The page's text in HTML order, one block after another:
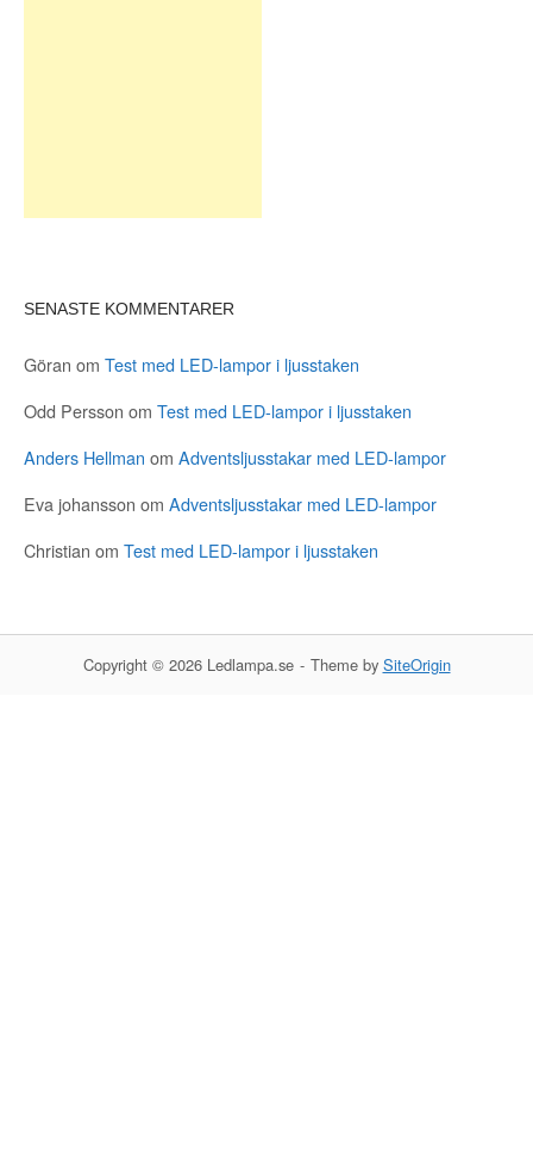
SENASTE KOMMENTARER
Göran om Test med LED-lampor i ljusstaken
Odd Persson om Test med LED-lampor i ljusstaken
Anders Hellman om Adventsljusstakar med LED-lampor
Eva johansson om Adventsljusstakar med LED-lampor
Christian om Test med LED-lampor i ljusstaken
Copyright © 2026 Ledlampa.se Theme by SiteOrigin